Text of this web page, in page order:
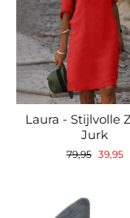
Laura - Stijlvolle
Jurk
Normale
79,95 39,95